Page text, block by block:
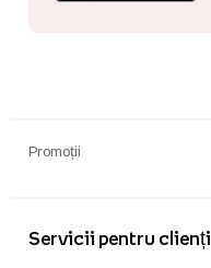
Promoții
Servicii pentru clienți